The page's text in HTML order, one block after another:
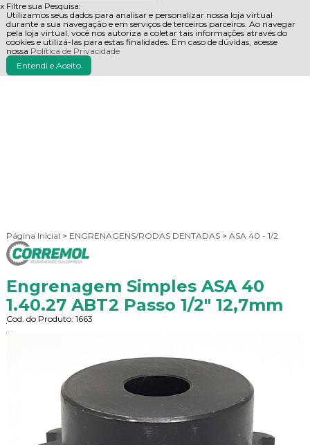
x Filtre sua Pesquisa:
Utilizamos seus dados para analisar e personalizar nossa loja virtual
durante a sua navegação e em serviços de terceiros parceiros. Ao navegar
pela loja virtual, você nos autoriza a coletar tais informações através do
cookies e utilizá-las para estas finalidades. Em caso de dúvidas, acesse
nossa Política de Privacidade
Entendi e Aceito
Página Inicial > ENGRENAGENS/RODAS DENTADAS > ASA 40 - 1/2
Engrenagem Simples ASA 40
1.40.27 ABT2 Passo 1/2" 12,7mm
Cod. do Produto: 1663